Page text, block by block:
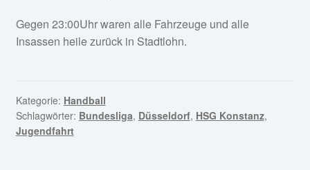
Gegen 23:00Uhr waren alle Fahrzeuge und alle
Insassen heile zurück in Stadtlohn.
Kategorie: Handball
Schlagwörter: Bundesliga, Düsseldorf, HSG Konstanz,
Jugendfahrt